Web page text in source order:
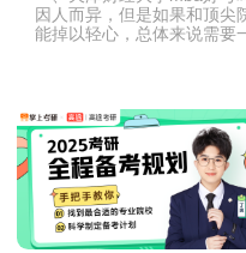
因人而异，但是如果和顶尖
能掉以轻心，总体来说需要